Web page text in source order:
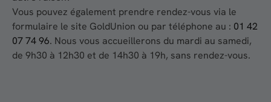
Vous pouvez également prendre rendez-vous via le
formulaire le site GoldUnion ou par téléphone au : 01 42
07 74 96. Nous vous accueillerons du mardi au samedi,
de 9h30 à 12h30 et de 14h30 à 19h, sans rendez-vous.